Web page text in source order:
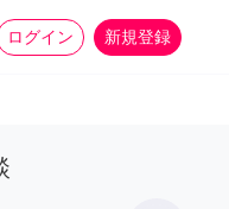
ログイン 新規登録
家事 more_horiz